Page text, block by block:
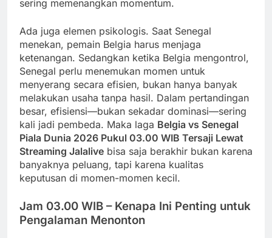
sering memenangkan momentum.
Ada juga elemen psikologis. Saat Senegal
menekan, pemain Belgia harus menjaga
ketenangan. Sedangkan ketika Belgia mengontrol,
Senegal perlu menemukan momen untuk
menyerang secara efisien, bukan hanya banyak
melakukan usaha tanpa hasil. Dalam pertandingan
besar, efisiensi—bukan sekadar dominasi—sering
kali jadi pembeda. Maka laga Belgia vs Senegal
Piala Dunia 2026 Pukul 03.00 WIB Tersaji Lewat
Streaming Jalalive bisa saja berakhir bukan karena
banyaknya peluang, tapi karena kualitas
keputusan di momen-momen kecil.
Jam 03.00 WIB – Kenapa Ini Penting untuk
Pengalaman Menonton